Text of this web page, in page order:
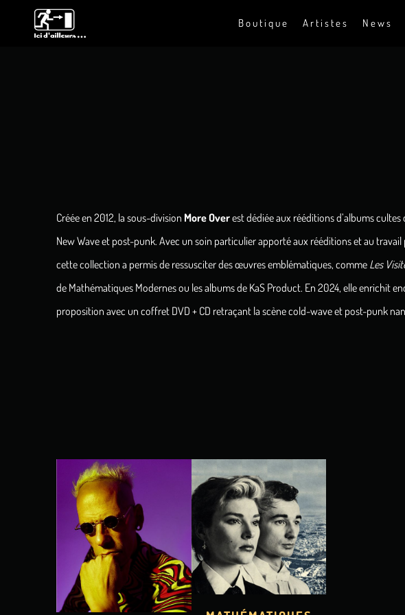
Boutique Artistes News
Créée en 2012, la sous-division More Overest dédiée aux rééditions d’albums cultes
New Wave et post-punk. Avec un soin particulier apporté aux rééditions et au
cette collection a permis de ressusciter des œuvres emblématiques, comme Les
de Mathématiques Modernes ou les albums de KaS Product. En 2024, elle enrichit
proposition avec un coffret DVD + CD retraçant la scène cold-wave et post-punk